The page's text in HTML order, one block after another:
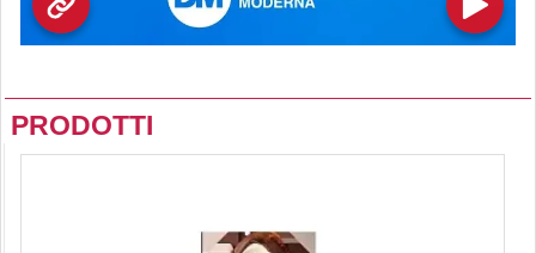
PRODOTTI